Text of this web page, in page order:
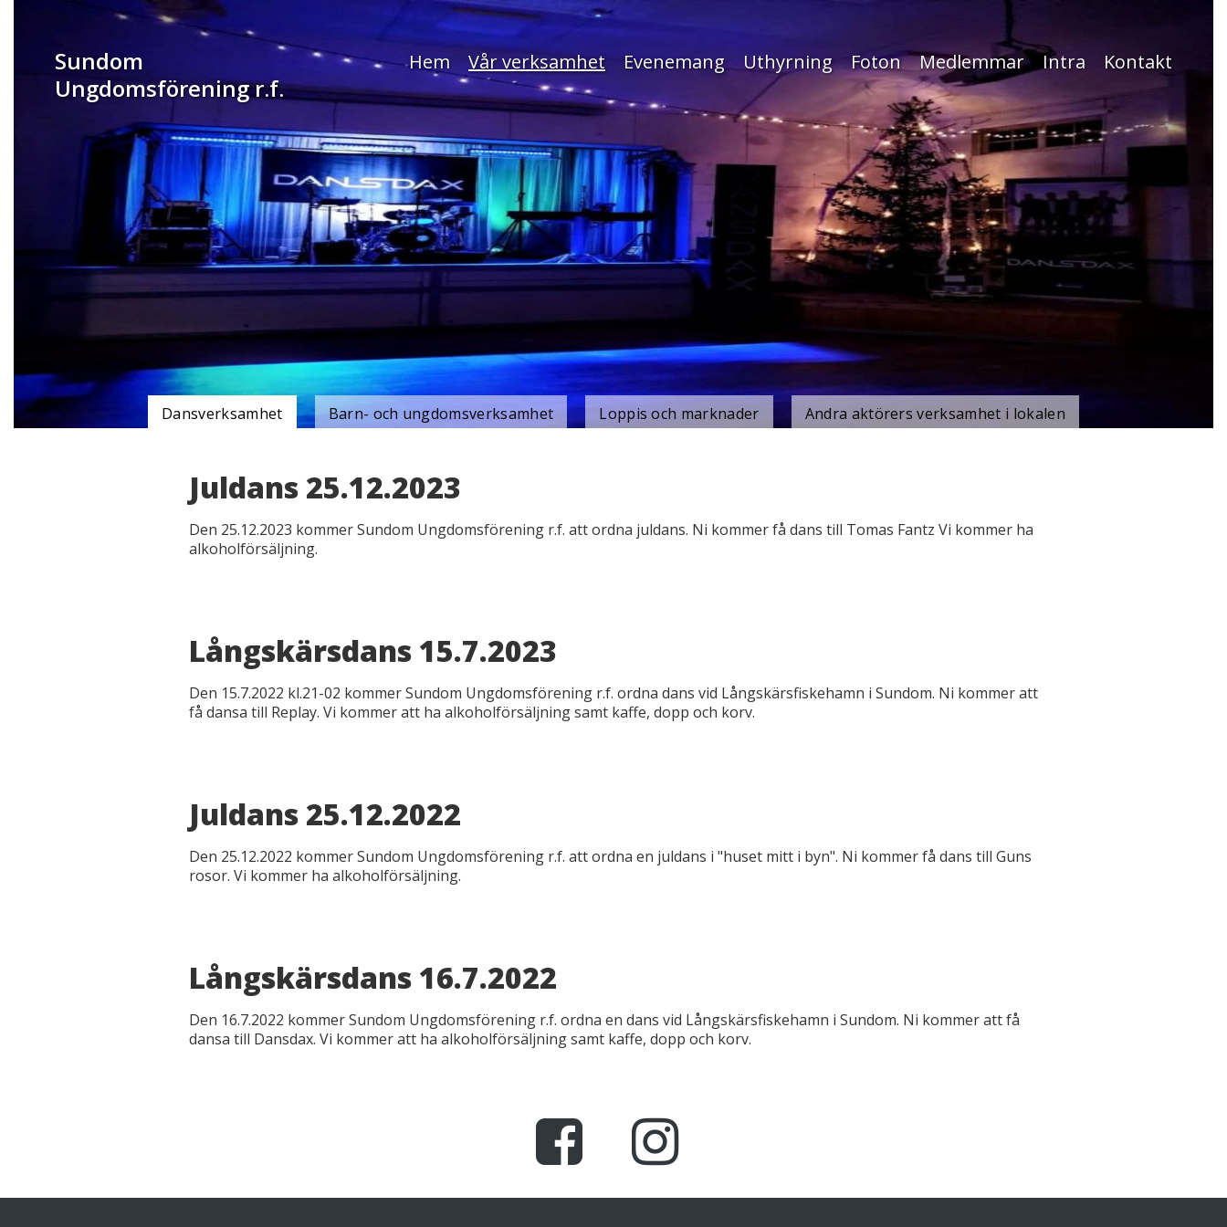
Sundom
Ungdomsförening r.f.
Hem Vår verksamhet Evenemang Uthyrning Foton Medlemmar Intra Kontakt
Dansverksamhet Barn- och ungdomsverksamhet Loppis och marknader Andra aktörers verksamhet i lokalen
Juldans 25.12.2023
Den 25.12.2023 kommer Sundom Ungdomsförening r.f. att ordna juldans. Ni kommer få dans till Tomas Fantz Vi kommer ha
alkoholförsäljning.
Långskärsdans 15.7.2023
Den 15.7.2022 kl.21-02 kommer Sundom Ungdomsförening r.f. ordna dans vid Långskärsfiskehamn i Sundom. Ni kommer att
få dansa till Replay. Vi kommer att ha alkoholförsäljning samt kaffe, dopp och korv.
Juldans 25.12.2022
Den 25.12.2022 kommer Sundom Ungdomsförening r.f. att ordna en juldans i "huset mitt i byn". Ni kommer få dans till Guns
rosor. Vi kommer ha alkoholförsäljning.
Långskärsdans 16.7.2022
Den 16.7.2022 kommer Sundom Ungdomsförening r.f. ordna en dans vid Långskärsfiskehamn i Sundom. Ni kommer att få
dansa till Dansdax. Vi kommer att ha alkoholförsäljning samt kaffe, dopp och korv.